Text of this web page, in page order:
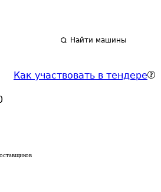
Найти машины
Как участвовать в тендере